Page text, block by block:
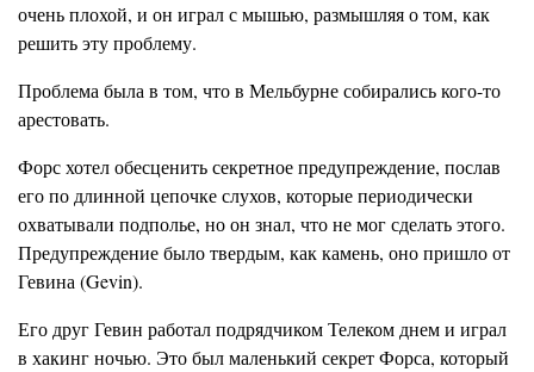
очень плохой, и он играл с мышью, размышляя о том, как
решить эту проблему.
Проблема была в том, что в Мельбурне собирались кого-то
арестовать.
Форс хотел обесценить секретное предупреждение, послав
его по длинной цепочке слухов, которые периодически
охватывали подполье, но он знал, что не мог сделать этого.
Предупреждение было твердым, как камень, оно пришло от
Гевина (Gevin).
Его друг Гевин работал подрядчиком Телеком днем и играл
в хакинг ночью. Это был маленький секрет Форса, который